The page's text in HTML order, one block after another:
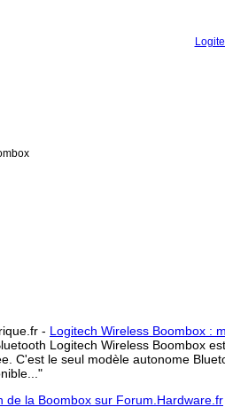
- Logitech Wireless Boombox :
Logitech Wireless Boombox
C'est le seul modèle autonome
de la Boombox sur Forum.Hardware.fr